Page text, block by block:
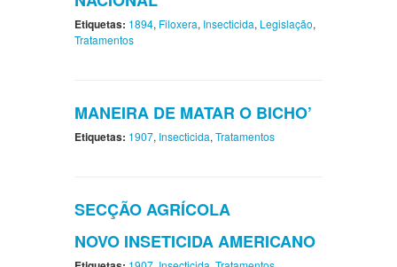
Etiquetas: 1894, Filoxera, Insecticida, Legislação,
Tratamentos
MANEIRA DE MATAR O BICHO’
Etiquetas: 1907, Insecticida, Tratamentos
SECÇÃO AGRÍCOLA
NOVO INSETICIDA AMERICANO